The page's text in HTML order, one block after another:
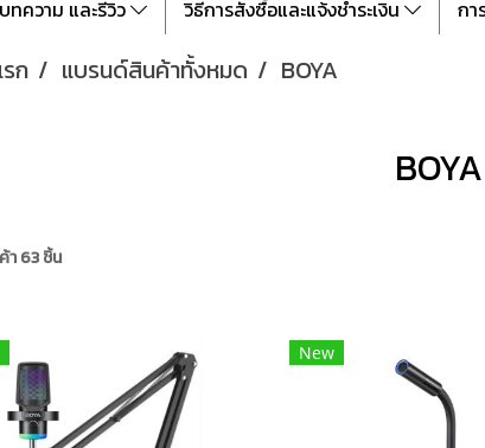
ทความ และรีวิว วิธีการสั่งซื้อและแจ้งชำระเงิน กา
ก แบรนด์สินค้าทั้งหมด BOYA
BOYA
63 ชิ้น
New